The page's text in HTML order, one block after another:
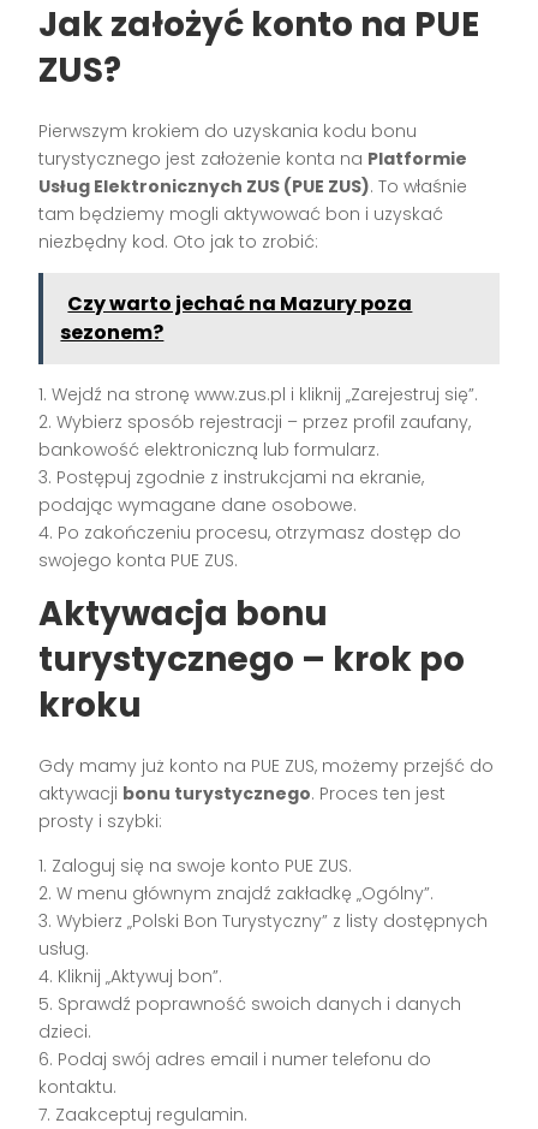
Jak założyć konto na PUE
ZUS?
Pierwszym krokiem do uzyskania kodu bonu
turystycznego jest założenie konta na Platformie
Usług Elektronicznych ZUS (PUE ZUS). To właśnie
tam będziemy mogli aktywować bon i uzyskać
niezbędny kod. Oto jak to zrobić:
Czy warto jechać na Mazury poza
sezonem?
1. Wejdź na stronę www.zus.pl i kliknij „Zarejestruj się”.
2. Wybierz sposób rejestracji – przez profil zaufany,
bankowość elektroniczną lub formularz.
3. Postępuj zgodnie z instrukcjami na ekranie,
podając wymagane dane osobowe.
4. Po zakończeniu procesu, otrzymasz dostęp do
swojego konta PUE ZUS.
Aktywacja bonu
turystycznego – krok po
kroku
Gdy mamy już konto na PUE ZUS, możemy przejść do
aktywacji bonu turystycznego. Proces ten jest
prosty i szybki:
1. Zaloguj się na swoje konto PUE ZUS.
2. W menu głównym znajdź zakładkę „Ogólny”.
3. Wybierz „Polski Bon Turystyczny” z listy dostępnych
usług.
4. Kliknij „Aktywuj bon”.
5. Sprawdź poprawność swoich danych i danych
dzieci.
6. Podaj swój adres email i numer telefonu do
kontaktu.
7. Zaakceptuj regulamin.